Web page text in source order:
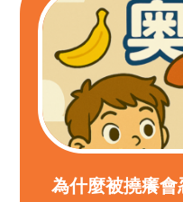
為什麼被撓癢